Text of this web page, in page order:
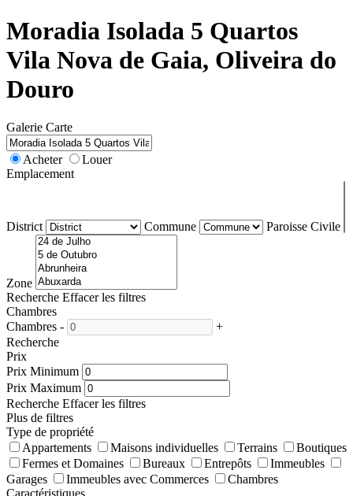
Moradia Isolada 5 Quartos
Vila Nova de Gaia, Oliveira do
Douro
Galerie Carte
Acheter
Louer
Emplacement
District Commune Paroisse Civile
Zone
Recherche Effacer les filtres
Chambres
Chambres -
+
Recherche
Prix
Prix Minimum
Prix Maximum
Recherche Effacer les filtres
Plus de filtres
Type de propriété
Appartements
Maisons individuelles Terrains
Boutiques
Fermes et Domaines
Bureaux Entrepôts
Immeubles
Garages
Immeubles avec Commerces
Chambres